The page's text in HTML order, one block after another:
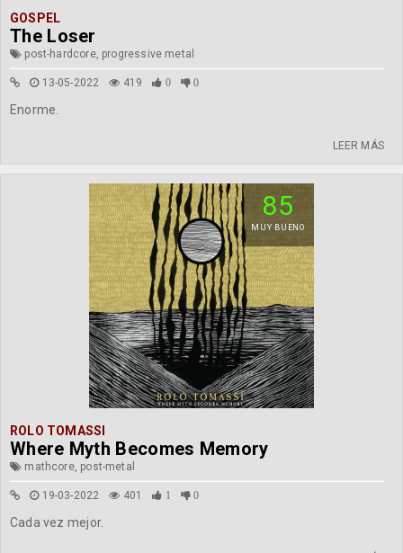
GOSPEL
The Loser
post-hardcore, progressive metal
13-05-2022 419 0 0
Enorme.
LEER MÁS
85
MUY BUENO
ROLO TOMASSI
Where Myth Becomes Memory
mathcore, post-metal
19-03-2022 401 1 0
Cada vez mejor.